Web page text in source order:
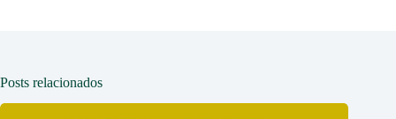
Posts relacionados